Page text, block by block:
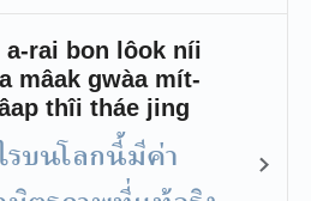
a-rai bon lôok níi
mâak gwàa mít-
thîi tháe jing
รบนโลกนี้มีค่า